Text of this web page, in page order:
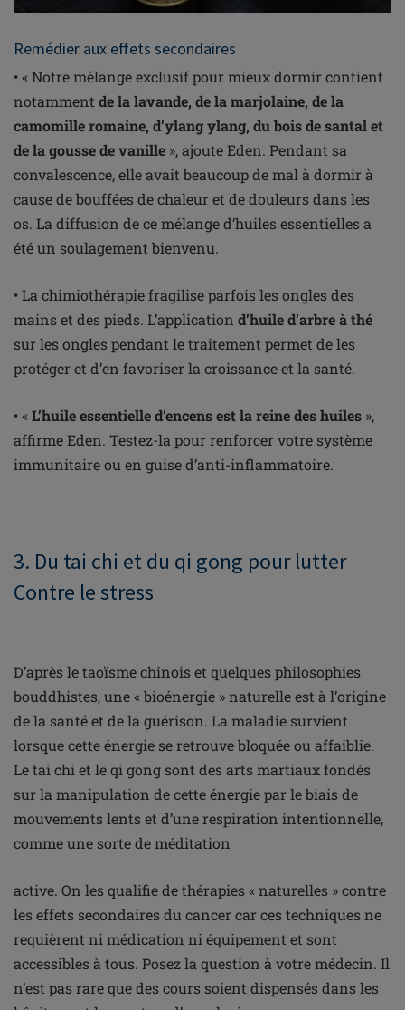
Remédier aux effets secondaires
• « Notre mélange exclusif pour mieux dormir contient
notamment de la lavande, de la marjolaine, de la
camomille romaine, d’ylang ylang, du bois de santal et
de la gousse de vanille », ajoute Eden. Pendant sa
convalescence, elle avait beaucoup de mal à dormir à
cause de bouffées de chaleur et de douleurs dans les
os. La diffusion de ce mélange d’huiles essentielles a
été un soulagement bienvenu.
• La chimiothérapie fragilise parfois les ongles des
mains et des pieds. L’application d’huile d’arbre à thé
sur les ongles pendant le traitement permet de les
protéger et d’en favoriser la croissance et la santé.
• « L’huile essentielle d’encens est la reine des huiles »,
affirme Eden. Testez-la pour renforcer votre système
immunitaire ou en guise d’anti-inflammatoire.
3. Du tai chi et du qi gong pour lutter
Contre le stress
D’après le taoïsme chinois et quelques philosophies
bouddhistes, une « bioénergie » naturelle est à l’origine
de la santé et de la guérison. La maladie survient
lorsque cette énergie se retrouve bloquée ou affaiblie.
Le tai chi et le qi gong sont des arts martiaux fondés
sur la manipulation de cette énergie par le biais de
mouvements lents et d’une respiration intentionnelle,
comme une sorte de méditation
active. On les qualifie de thérapies « naturelles » contre
les effets secondaires du cancer car ces techniques ne
requièrent ni médication ni équipement et sont
accessibles à tous. Posez la question à votre médecin. Il
n’est pas rare que des cours soient dispensés dans les